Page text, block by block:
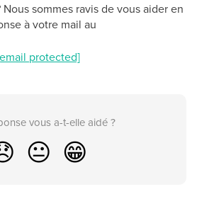
sommes ravis de vous aider en
à votre mail au
protected]
vous a-t-elle aidé ?
😐 😁